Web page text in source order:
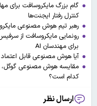
گام بزرگ مایکروسافت برای
کنترل رفتار ایجنت‌ها
رهبر تیم هوش مصنوعی
برای مهندسان AI
آیا هوش مصنوعی قابل
مقایسه هوش مصنوعی گوگل،
کدام است؟
ارسال نظر